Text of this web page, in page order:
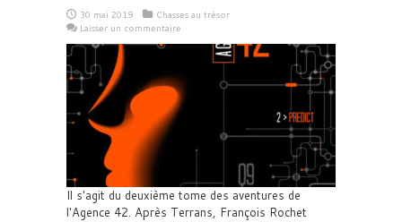
30 mai 2019
Chasses au trésor
Laisser un commentaire
Il s'agit du deuxième tome des aventures de
l'Agence 42. Après Terrans, François Rochet